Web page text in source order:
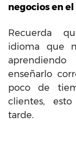
negocios en
Recuerda
idioma que
enseñarlo
poco de
clientes,
tarde.